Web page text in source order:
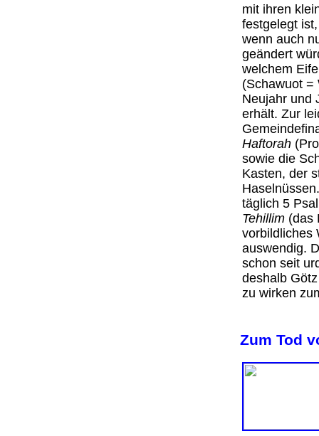
mit ihren
festgelegt
wenn auch
geändert
welchem
(Schawuot =
Neujahr und
erhält. Zur
Haftorah
sowie die
Kasten, der
täglich 5
Tehillim (das
vorbildliches
auswendig.
schon seit
deshalb
zu wirken
Zum Tod